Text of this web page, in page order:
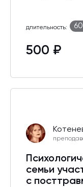
длительность:
500 ₽
семьи
с